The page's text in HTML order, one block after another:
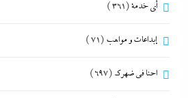
أي خدمة(361)
إبداعات و مواهب (71)
احنا في ضهرك (697)